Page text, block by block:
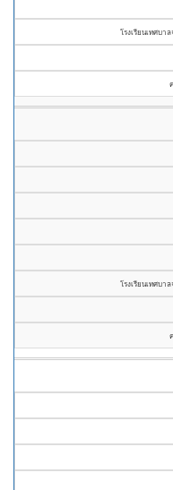
โรงเรียนเทศบา
โรงเรียนเทศบา